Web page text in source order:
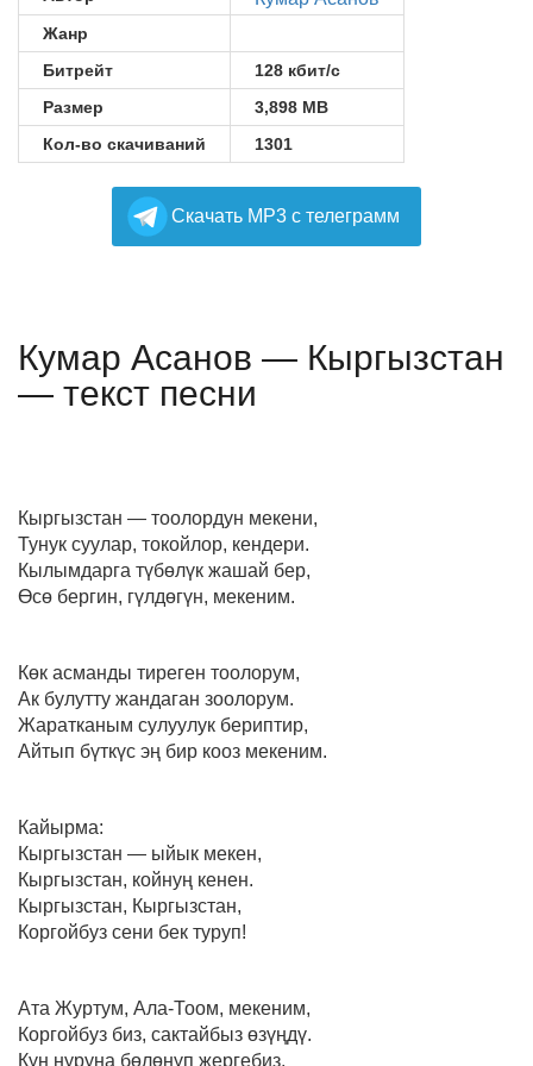
Жанр
Битрейт
128 кбит/с
Размер
3,898 MB
Кол-во скачиваний
1301
Cкачать MP3 с телеграмм
Кумар Асанов — Кыргызстан
— текст песни
Кыргызстан — тоолордун мекени,
Тунук суулар, токойлор, кендери.
Кылымдарга түбөлүк жашай бер,
Өсө бергин, гүлдөгүн, мекеним.
Көк асманды тиреген тоолорум,
Ак булутту жандаган зоолорум.
Жаратканым сулуулук бериптир,
Айтып бүткүс эң бир кооз мекеним.
Кайырма:
Кыргызстан — ыйык мекен,
Кыргызстан, койнуң кенен.
Кыргызстан, Кыргызстан,
Коргойбуз сени бек туруп!
Ата Журтум, Ала-Тоом, мекеним,
Коргойбуз биз, сактайбыз өзүңдү.
Күн нуруна бөлөнүп жергебиз,